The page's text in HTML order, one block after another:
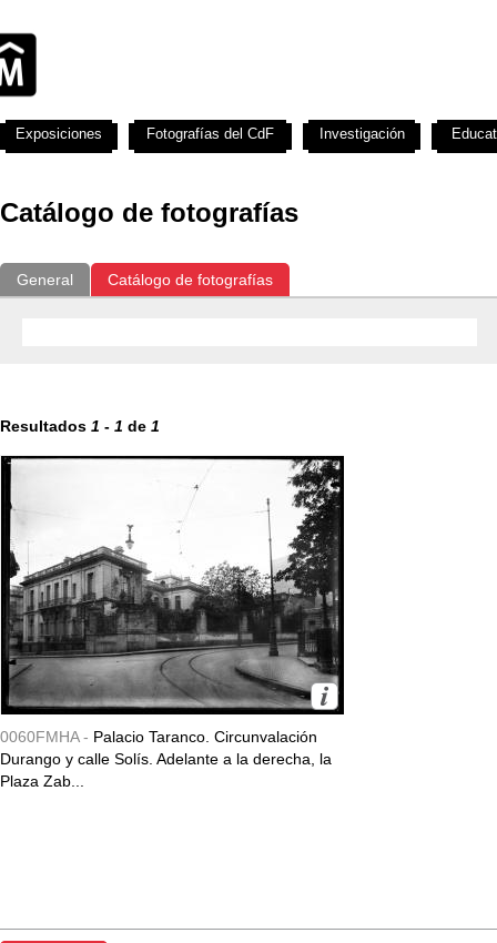
Catálogo de fotografías
General Catálogo de fotografías
Resultados 1 - 1 de 1
0060FMHA - Palacio Taranco. Circunvalación
Durango y calle Solís. Adelante a la derecha, la
Plaza Zab...
Exposiciones Fotografías del CdF Investigación